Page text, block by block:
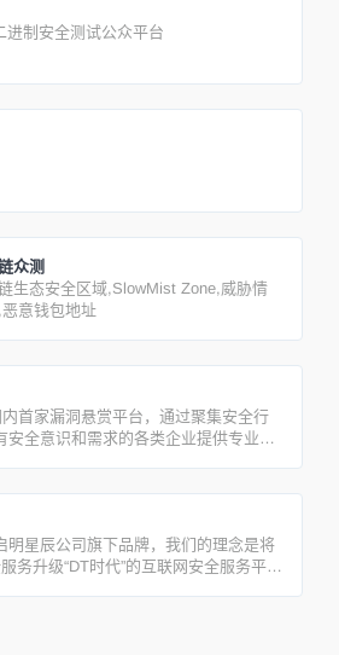
众测 - 二进制安全测试公众平台
众测
生态安全区域,SlowMist Zone,威胁情
意钱包地址
首家漏洞悬赏平台，通过聚集安全行
安全意识和需求的各类企业提供专业化
明星辰公司旗下品牌，我们的理念是将
务升级“DT时代”的互联网安全服务平